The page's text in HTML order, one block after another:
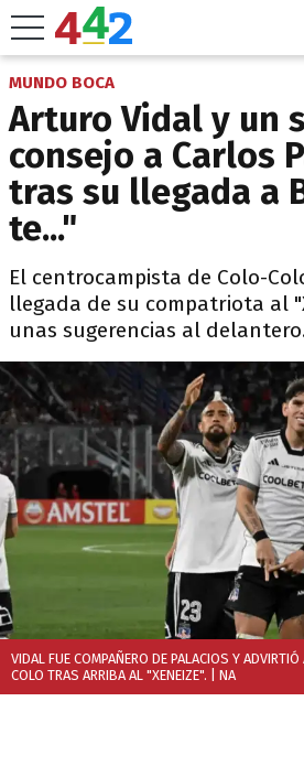
MUNDO BOCA
Arturo Vidal y un
consejo a Carlos
tras su llegada a
te..."
El centrocampista de Colo-
llegada de su compatriota al
unas sugerencias al
VIDAL FUE COMPAÑERO DE PALACIOS Y
COLO TRAS ARRIBA AL "XENEIZE". | NA